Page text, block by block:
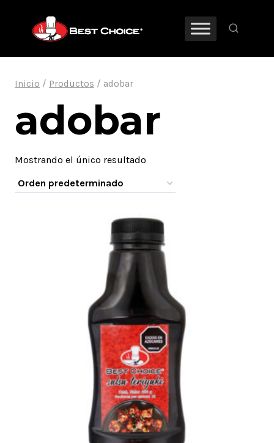
contenido
Inicio / Productos / adobar
adobar
Mostrando el único resultado